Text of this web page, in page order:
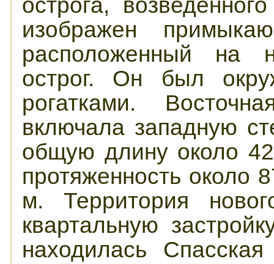
острога,
изображен
расположенный на
острог. Он был
рогатками.
включала западную
общую длину около
протяженность около
м. Территория
квартальную
находилась